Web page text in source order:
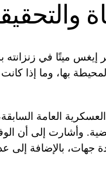
عُثر على تومر إيغس ميتًا في
بها، وما إذا
المدعية العسكرية العامة
وأشارت إلى أن
بالإضافة إلى